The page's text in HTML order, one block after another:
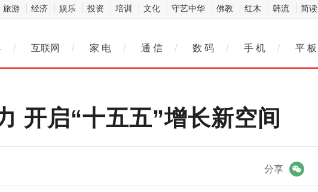
旅游 经济 娱乐 投资 培训 文化 守艺中华 佛教 红木 韩流 简读
/ 互联网 / 家 电 / 通 信 / 数 码 / 手 机 / 平 板
开启“十五五”增长新空间
分享